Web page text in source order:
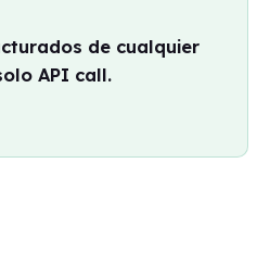
de cualquier
API call.